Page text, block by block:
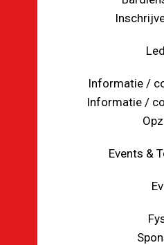
Informatie /
Informatie /
Events &